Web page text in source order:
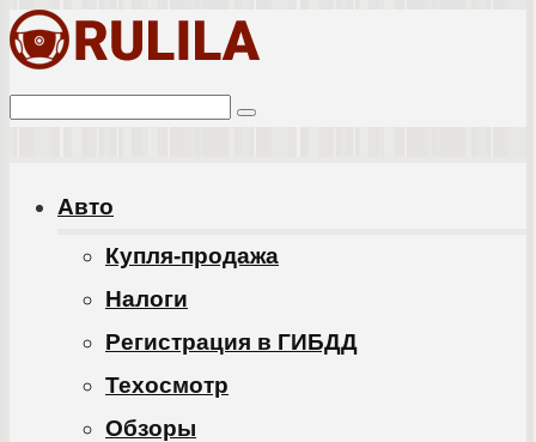
Перейти
контенту
Поиск:
Авто
Купля-продажа
Налоги
Регистрация в ГИБДД
Техосмотр
Обзоры